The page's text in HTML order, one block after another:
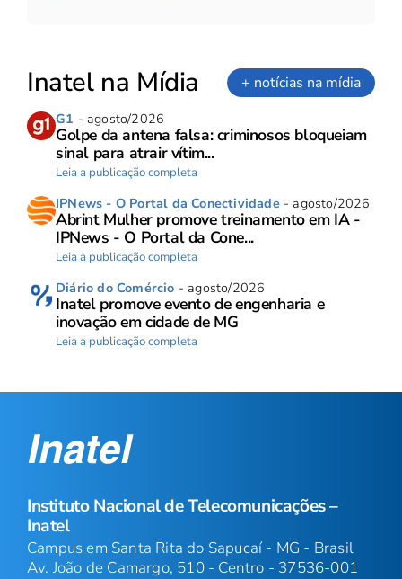
Inatel na Mídia + notícias na mídia
G1 - agosto/2026
Golpe da antena falsa: criminosos bloqueiam
sinal para atrair vítim...
Leia a publicação completa
IPNews - O Portal da Conectividade- agosto/2026
Abrint Mulher promove treinamento em IA -
IPNews - O Portal da Cone...
Leia a publicação completa
Diário do Comércio - agosto/2026
Inatel promove evento de engenharia e
inovação em cidade de MG
Leia a publicação completa
Instituto Nacional de Telecomunicações –
Inatel
Campus em Santa Rita do Sapucaí - MG - Brasil
Av. João de Camargo, 510 - Centro - 37536-001